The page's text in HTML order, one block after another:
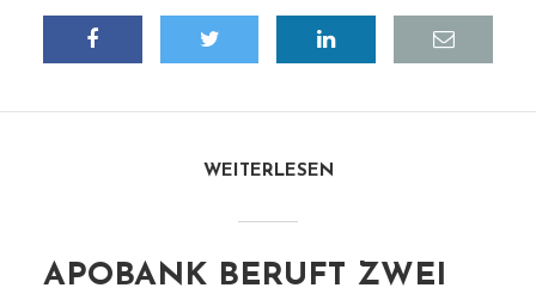
WEITERLESEN
APOBANK BERUFT ZWEI